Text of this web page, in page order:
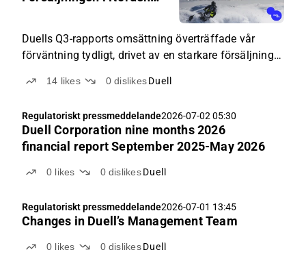
06:3
Duells Q3-rapports omsättning överträffade vår
förväntning tydligt, drivet av en starkare försäljning
14 likes 0dislikesDuell
Regulatoriskt pressmeddelande2026-07-02 05:30
Duell Corporation nine months 2026
financial report September 2025-May 2026
0 likes 0 dislikes Duell
Regulatoriskt pressmeddelande2026-07-01 13:45
Changes in Duell’s Management Team
0 likes 0 dislikes Duell